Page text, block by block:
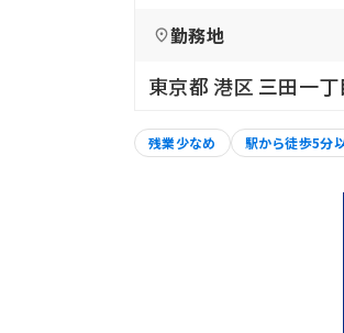
勤務地
東京都 港区 三田一
残業少なめ 駅から徒歩5分